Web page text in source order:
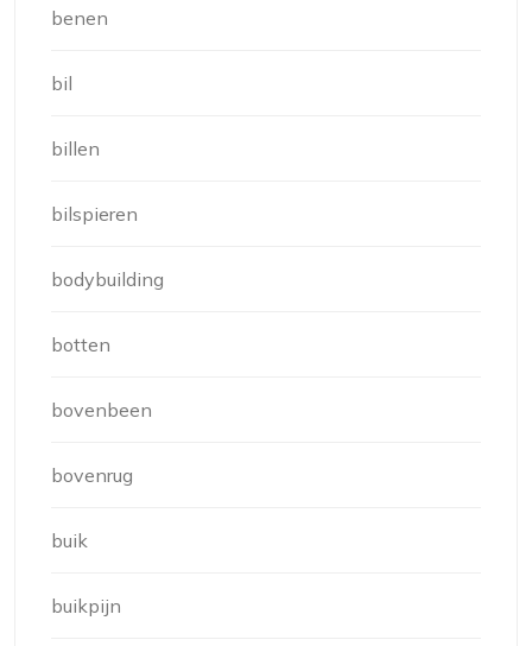
benen
bil
billen
bilspieren
bodybuilding
botten
bovenbeen
bovenrug
buik
buikpijn